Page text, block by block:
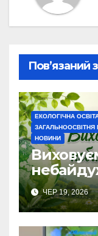
Пов’язаний
ЕКОЛОГІЧНА
ЗАГАЛЬНООСВІТНЯ
НОВИНИ
ЧЕР 19, 2026